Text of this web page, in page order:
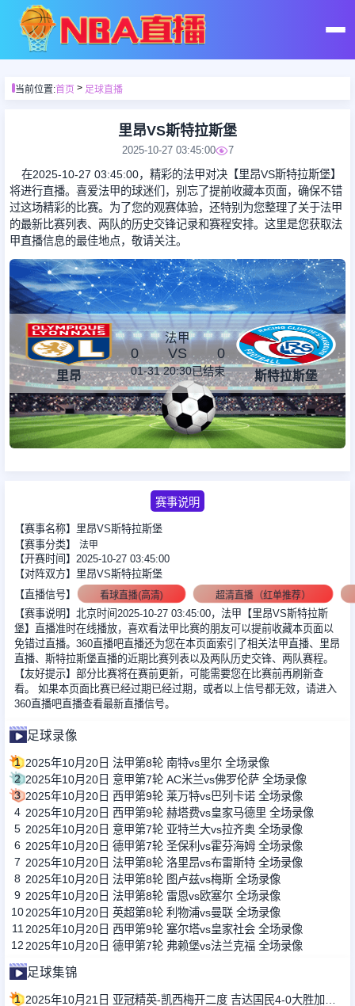
首页
篮球直播
足球录像
篮球录像
足球集锦
篮球集锦
足球新闻
篮球新闻
当前位置:首页> 足球直播
里昂VS斯特拉斯堡
2025-10-27 03:45:00 7
在2025-10-27 03:45:00，精彩的法甲对决【里昂VS斯特拉斯堡】
将进行直播。喜爱法甲的球迷们，别忘了提前收藏本页面，确保不错
过这场精彩的比赛。为了您的观赛体验，还特别为您整理了关于法甲
的最新比赛列表、两队的历史交锋记录和赛程安排。这里是您获取法
甲直播信息的最佳地点，敬请关注。
里昂
法甲
0 VS 0
01-31 20:30已结束 斯特拉斯堡
赛事说明
【赛事名称】里昂VS斯特拉斯堡
【赛事分类】 法甲
【开赛时间】2025-10-27 03:45:00
【对阵双方】里昂VS斯特拉斯堡
【直播信号】
看球直播(高清) 超清直播（红单推荐）
【赛事说明】北京时间2025-10-27 03:45:00，法甲【里昂VS斯特拉斯
堡】直播准时在线播放，喜欢看法甲比赛的朋友可以提前收藏本页面以
免错过直播。360直播吧直播还为您在本页面索引了相关法甲直播、里昂
直播、斯特拉斯堡直播的近期比赛列表以及两队历史交锋、两队赛程。
【友好提示】部分比赛将在赛前更新，可能需要您在比赛前再刷新查
看。 如果本页面比赛已经过期已经过期，或者以上信号都无效，请进入
360直播吧直播查看最新直播信号。
足球录像
1 2025年10月20日 法甲第8轮 南特vs里尔 全场录像
2 2025年10月20日 意甲第7轮 AC米兰vs佛罗伦萨 全场录像
3 2025年10月20日 西甲第9轮 莱万特vs巴列卡诺 全场录像
4 2025年10月20日 西甲第9轮 赫塔费vs皇家马德里 全场录像
5 2025年10月20日 意甲第7轮 亚特兰大vs拉齐奥 全场录像
6 2025年10月20日 德甲第7轮 圣保利vs霍芬海姆 全场录像
7 2025年10月20日 法甲第8轮 洛里昂vs布雷斯特 全场录像
8 2025年10月20日 法甲第8轮 图卢兹vs梅斯 全场录像
9 2025年10月20日 法甲第8轮 雷恩vs欧塞尔 全场录像
102025年10月20日 英超第8轮 利物浦vs曼联 全场录像
11 2025年10月20日 西甲第9轮 塞尔塔vs皇家社会 全场录像
12 2025年10月20日 德甲第7轮 弗赖堡vs法兰克福 全场录像
足球集锦
1